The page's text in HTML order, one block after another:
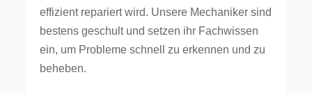
effizient repariert wird. Unsere Mechaniker sind
bestens geschult und setzen ihr Fachwissen
ein, um Probleme schnell zu erkennen und zu
beheben.